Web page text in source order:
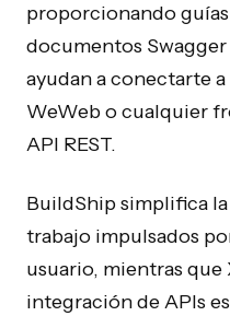
proporcionando
documentos
ayudan a conectarte
WeWeb o cualquier
API REST.
BuildShip simplifica
trabajo impulsados
usuario, mientras que
integración de APIs